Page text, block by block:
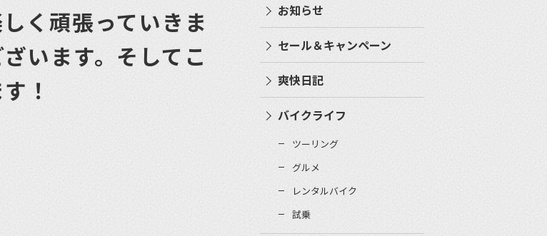
く頑張っていきま
います。そしてこ
！
お知らせ
セール＆キャンペーン
爽快日記
バイクライフ
ツーリング
グルメ
レンタルバイク
試乗